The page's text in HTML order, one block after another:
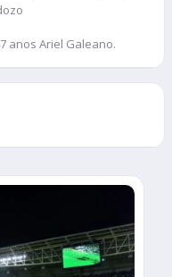
anos Ariel Galeano.